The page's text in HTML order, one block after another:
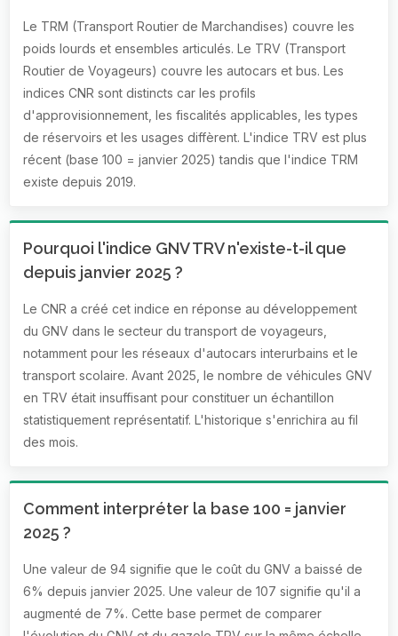
Le TRM (Transport Routier de Marchandises) couvre les
poids lourds et ensembles articulés. Le TRV (Transport
Routier de Voyageurs) couvre les autocars et bus. Les
indices CNR sont distincts car les profils
d'approvisionnement, les fiscalités applicables, les types
de réservoirs et les usages diffèrent. L'indice TRV est plus
récent (base 100 = janvier 2025) tandis que l'indice TRM
existe depuis 2019.
Pourquoi l'indice GNV TRV n'existe-t-il que
depuis janvier 2025 ?
Le CNR a créé cet indice en réponse au développement
du GNV dans le secteur du transport de voyageurs,
notamment pour les réseaux d'autocars interurbains et le
transport scolaire. Avant 2025, le nombre de véhicules GNV
en TRV était insuffisant pour constituer un échantillon
statistiquement représentatif. L'historique s'enrichira au fil
des mois.
Comment interpréter la base 100 = janvier
2025 ?
Une valeur de 94 signifie que le coût du GNV a baissé de
6% depuis janvier 2025. Une valeur de 107 signifie qu'il a
augmenté de 7%. Cette base permet de comparer